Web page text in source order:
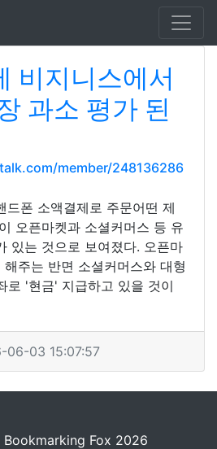
비지니스에서
과소 평가 된
member/248136286
드폰 소액결제로 주문어떤 제
오픈마켓과 소셜커머스 등 유
있는 것으로 보여졌다. 오픈마
주는 반면 소셜커머스와 대형
로 '현금' 지급하고 있을 것이
06-03 15:07:57
Fox 2026